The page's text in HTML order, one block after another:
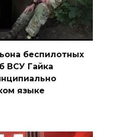
беспилотных
ВСУ Гайка
языке